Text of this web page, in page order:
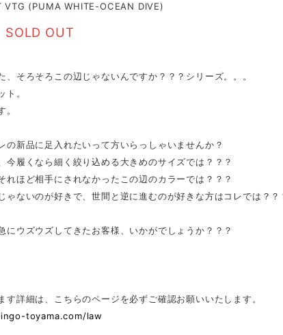
VTG (PUMA WHITE-OCEAN DIVE)
SOLD OUT
、そろそろこの辺じゃないんですか？？？シリーズ。。。
ト。
。
の新品に足入れたいって方いらっしゃいませんか？
今履くなら細く絞り込める大きめのサイズでは？？？
れほど相手にされなかったこの辺のカラーでは？？？
ゃないのが好きで、世間と逆に進むのが好きな方はコレでは？？
にウズウズしてきたお客様、いかがでしょうか？？？
す詳細は、こちらのページを必ずご確認お願いいたします。
toyama.com/law